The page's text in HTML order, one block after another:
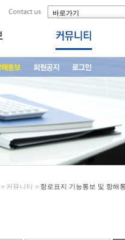
바로가기
> 커뮤니티 > 항로표지 기능통보 및 항해